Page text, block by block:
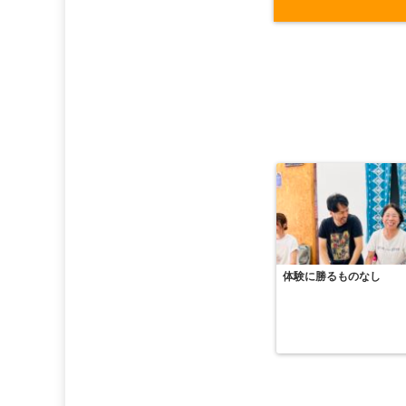
体験に勝るものなし